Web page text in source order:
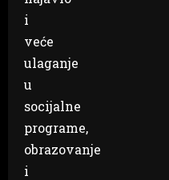
i
veće
ulaganje
u
socijalne
programe,
obrazovanje
i